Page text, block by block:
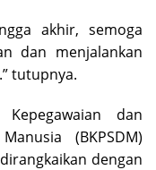
akhir, semoga
dan menjalankan
tutupnya.
dan
(BKPSDM)
dengan